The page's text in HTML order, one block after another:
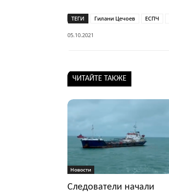
ТЕГИ Гилани Цечоев ЕСПЧ
05.10.2021
ЧИТАЙТЕ ТАКЖЕ
Новости
Следователи начали